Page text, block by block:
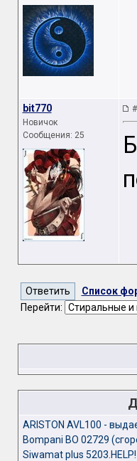
bit770
Новичок
Сообщения: 25
Список
Перейти:
ARISTON AVL100 -
Bompani BO 02729
Siwamat plus 5203.HELP!